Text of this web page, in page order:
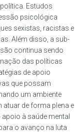
Estudos
psicológica
sexistas, racistas e
Além disso, a sub-
continua sendo
das políticas
de apoio
que possam
um ambiente
de forma plena e
à saúde mental
o avanço na luta